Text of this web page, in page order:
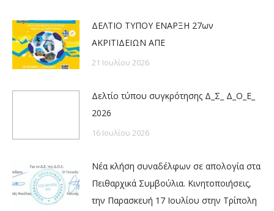
ΔΕΛΤΙΟ ΤΥΠΟΥ ΕΝΑΡΞΗ 27ων
ΑΚΡΙΤΙΔΕΙΩΝ ΑΠΕ
21 Ιουλίου 2026
Δελτίο τύπου συγκρότησης Δ_Σ_ Δ_Ο_Ε_
2026
16 Ιουλίου 2026
Νέα κλήση συναδέλφων σε απολογία στα
Πειθαρχικά Συμβούλια. Κινητοποιήσεις,
την Παρασκευή 17 Ιουλίου στην Τρίπολη